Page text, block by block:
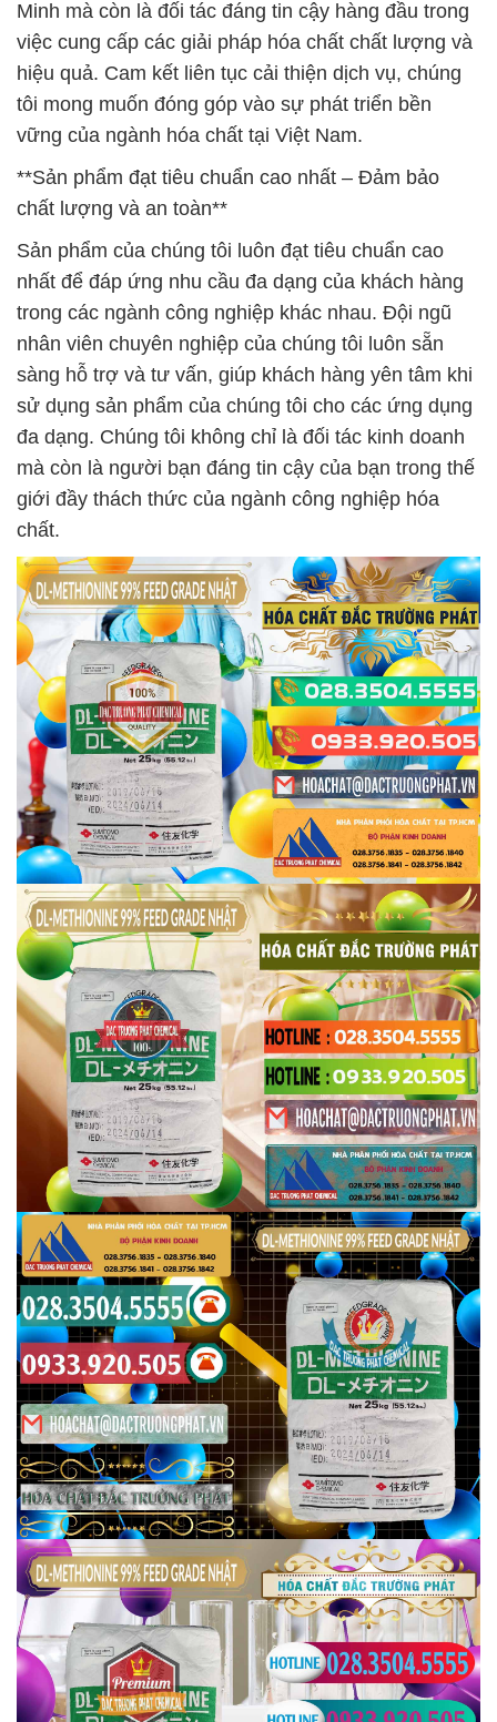
Minh mà còn là đối tác đáng tin cậy hàng đầu trong
việc cung cấp các giải pháp hóa chất chất lượng và
hiệu quả. Cam kết liên tục cải thiện dịch vụ, chúng
tôi mong muốn đóng góp vào sự phát triển bền
vững của ngành hóa chất tại Việt Nam.
**Sản phẩm đạt tiêu chuẩn cao nhất – Đảm bảo
chất lượng và an toàn**
Sản phẩm của chúng tôi luôn đạt tiêu chuẩn cao
nhất để đáp ứng nhu cầu đa dạng của khách hàng
trong các ngành công nghiệp khác nhau. Đội ngũ
nhân viên chuyên nghiệp của chúng tôi luôn sẵn
sàng hỗ trợ và tư vấn, giúp khách hàng yên tâm khi
sử dụng sản phẩm của chúng tôi cho các ứng dụng
đa dạng. Chúng tôi không chỉ là đối tác kinh doanh
mà còn là người bạn đáng tin cậy của bạn trong thế
giới đầy thách thức của ngành công nghiệp hóa
chất.